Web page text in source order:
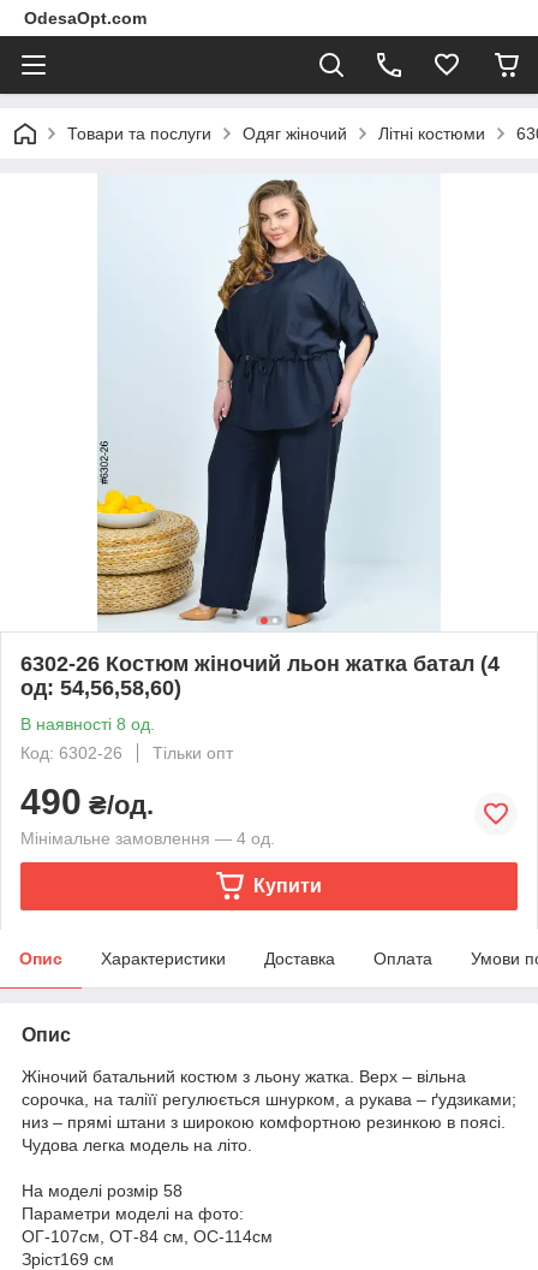
OdesaOpt.com
Товари та послуги Одяг жіночий Літні костюми
6302-26 Костюм жіночий льон жатка батал (4
од: 54,56,58,60)
В наявності 8 од.
Код: 6302-26
Тільки опт
490 ₴/од.
Мінімальне замовлення — 4 од.
Купити
Опис Характеристики Доставка Оплата Умови
Опис
Жіночий батальний костюм з льону жатка. Верх – вільна
сорочка, на таліїї регулюється шнурком, а рукава – ґудзиками;
низ – прямі штани з широкою комфортною резинкою в поясі.
Чудова легка модель на літо.
На моделі розмір 58
Параметри моделі на фото:
ОГ-107см, ОТ-84 см, ОС-114см
Зріст169 см